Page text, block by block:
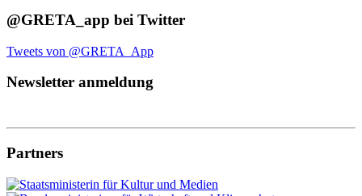
@GRETA_app bei Twitter
Tweets von @GRETA_App
Newsletter anmeldung
Partners